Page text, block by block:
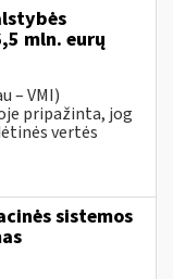
mln. eurų
– VMI)
pripažinta, jog
vertės
sistemos